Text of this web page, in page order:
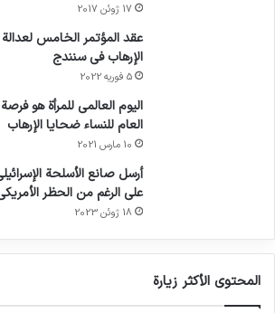
17 ژوئن 2017
عقد المؤتمر الخامس
الإرهاب في سنندج
5 فوریه 2022
اليوم العالمي للمرأة هو
العام للنساء ضحايا الإرهاب
10 مارس 2021
أرسل صانع الأسلحة
على الرغم من الحظر
18 ژوئن 2023
المحتوى الأكثر زيارة